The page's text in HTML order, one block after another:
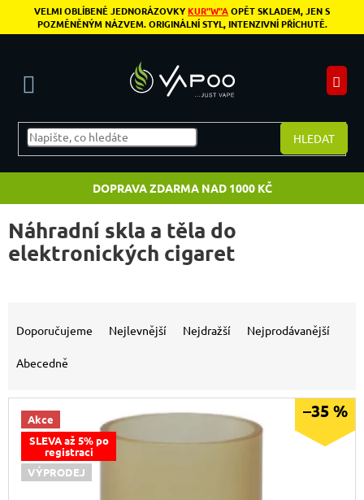
Přejít na obsah
VELMI OBLÍBENÉ JEDNORÁZOVKYKUR"W"AOPĚT SKLADEM, JEN S
POZMĚNĚNÝM NÁZVEM. ORIGINÁLNÍ STYL, INTENZIVNÍ PŘÍCHUTĚ.
HLEDAT
DOPRAVA ZDARMA NAD 1000 KČ
Náhradní skla a těla do
elektronických cigaret
Doporučujeme Nejlevnější Nejdražší Nejprodávanější
Abecedně
Akce
SLEVA až 5% po
registraci
VÝPRODEJ
–35 %